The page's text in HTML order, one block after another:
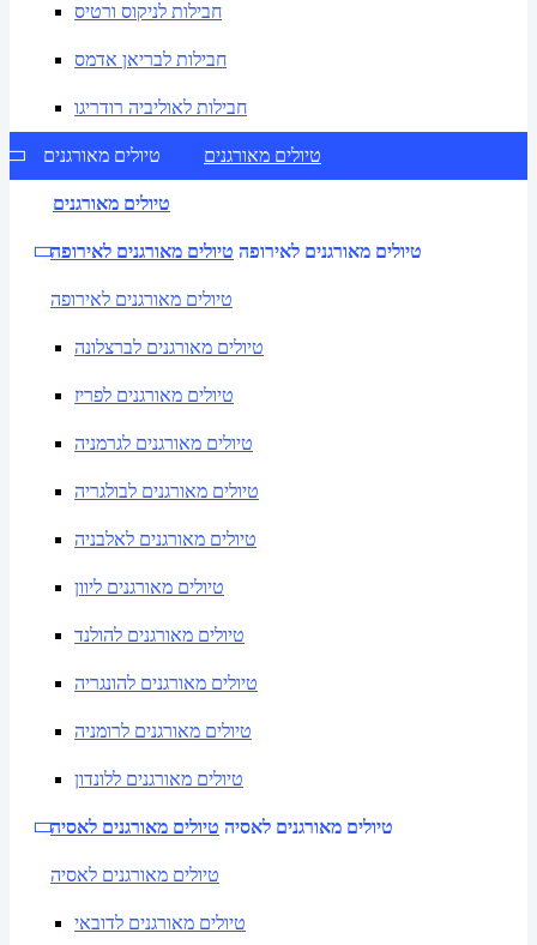
חבילות לניקוס ורטיס
חבילות לבריאן אדמס
חבילות לאוליביה רודריגו
טיולים מאורגנים טיולים מאורגנים
טיולים מאורגנים
טיולים מאורגנים לאירופה טיולים מאורגנים לאירופה
טיולים מאורגנים לאירופה
טיולים מאורגנים לברצלונה
טיולים מאורגנים לפריז
טיולים מאורגנים לגרמניה
טיולים מאורגנים לבולגריה
טיולים מאורגנים לאלבניה
טיולים מאורגנים ליוון
טיולים מאורגנים להולנד
טיולים מאורגנים להונגריה
טיולים מאורגנים לרומניה
טיולים מאורגנים ללונדון
טיולים מאורגנים לאסיה טיולים מאורגנים לאסיה
טיולים מאורגנים לאסיה
טיולים מאורגנים לדובאי